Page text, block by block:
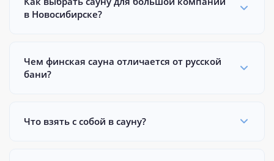
в Новосибирске?
Чем финская сауна отличается от русской
бани?
Что взять с собой в сауну?